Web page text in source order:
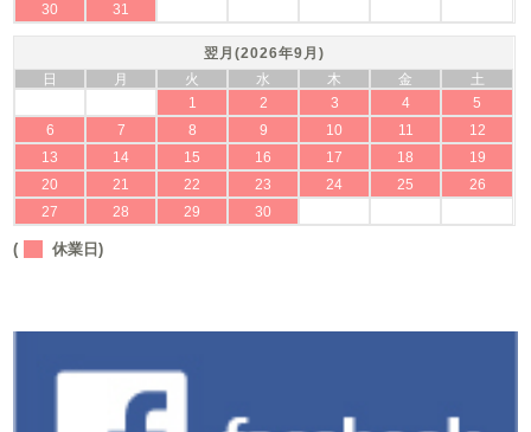
30
31
翌月(2026年9月)
日
月 火 水 木 金
土
1
2 3 4
5
6
7 8 9 10 11
12
13
14 15 16 17 18
19
20
21 22 23 24 25
26
27
28 29 30
( 休業日)